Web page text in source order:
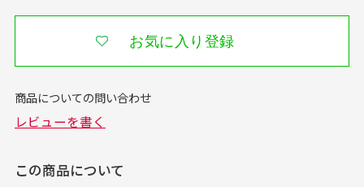
お気に入り登録
この商品について